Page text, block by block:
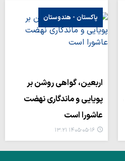
پاکستان - هندوستان
اربعین، گواهی روشن بر
پویایی و ماندگاری نهضت
عاشورا است
۱۴۰۵-۰۵-۱۶ ۱۳:۲۱